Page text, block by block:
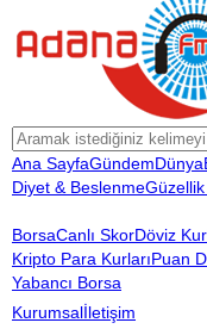
Ana SayfaGündemDünya
Diyet & Beslenme
BorsaCanlı SkorDöviz
Kripto Para KurlarıPuan
Yabancı Borsa
Kurumsalİletişim